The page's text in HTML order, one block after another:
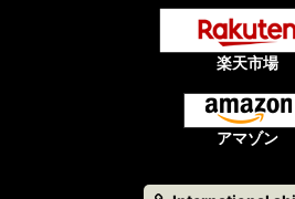
楽天市場
アマゾン